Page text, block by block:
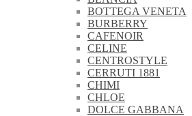
BOTTEGA VENETA
BURBERRY
CAFENOIR
CELINE
CENTROSTYLE
CERRUTI 1881
CHIMI
CHLOE
DOLCE GABBANA